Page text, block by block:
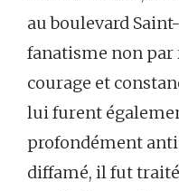
au boulevard
fanatisme non
courage et
lui furent
profondément
diffamé, il fut